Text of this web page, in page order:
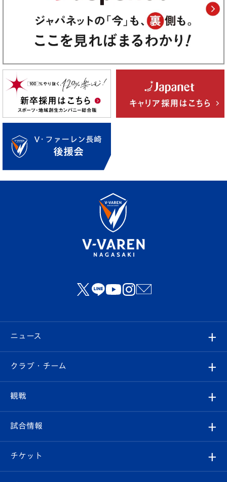
ニュース
すべて
クラブ
試合情報
クラブ・チーム
クラブ概要
エンブレム紹介
観戦
観戦ルール
はじめての観戦ガイド
試合情報
試合日程/結果
チケット